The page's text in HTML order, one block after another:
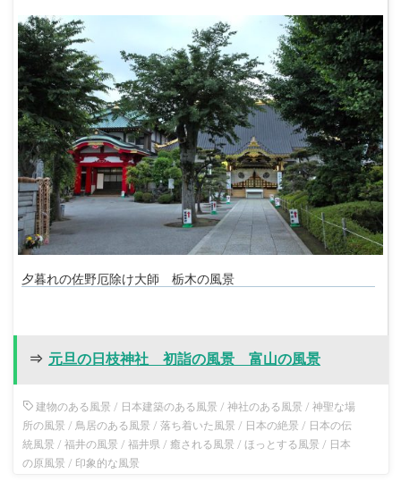
夕暮れの佐野厄除け大師 栃木の風景
⇒ 元旦の日枝神社 初詣の風景 富山の風景
建物のある風景 / 日本建築のある風景 / 神社のある風景 / 神聖な場
所の風景 / 鳥居のある風景 / 落ち着いた風景 / 日本の絶景 / 日本の伝
統風景 / 福井の風景 / 福井県/ 癒される風景 / ほっとする風景 / 日本
の原風景 / 印象的な風景